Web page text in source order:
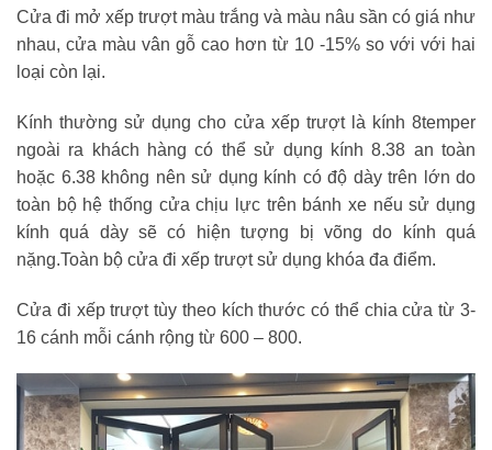
Cửa đi mở xếp trượt màu trắng và màu nâu sần có giá như
nhau, cửa màu vân gỗ cao hơn từ 10 -15% so với với hai
loại còn lại.
Kính thường sử dụng cho cửa xếp trượt là kính 8temper
ngoài ra khách hàng có thể sử dụng kính 8.38 an toàn
hoặc 6.38 không nên sử dụng kính có độ dày trên lớn do
toàn bộ hệ thống cửa chịu lực trên bánh xe nếu sử dụng
kính quá dày sẽ có hiện tượng bị võng do kính quá
nặng.Toàn bộ cửa đi xếp trượt sử dụng khóa đa điểm.
Cửa đi xếp trượt tùy theo kích thước có thể chia cửa từ 3-
16 cánh mỗi cánh rộng từ 600 – 800.